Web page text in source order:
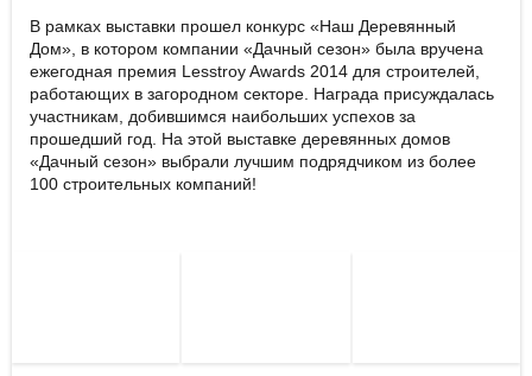
В рамках выставки прошел конкурс «Наш Деревянный
Дом», в котором компании «Дачный сезон» была вручена
ежегодная премия Lesstroy Awards 2014 для строителей,
работающих в загородном секторе. Награда присуждалась
участникам, добившимся наибольших успехов за
прошедший год. На этой выставке деревянных домов
«Дачный сезон» выбрали лучшим подрядчиком из более
100 строительных компаний!